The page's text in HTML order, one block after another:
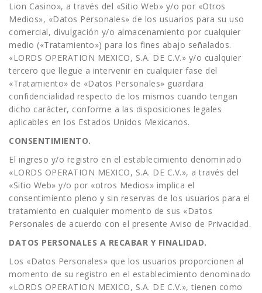
Lion Casino», a través del «Sitio Web» y/o por «Otros
Medios», «Datos Personales» de los usuarios para su uso
comercial, divulgación y/o almacenamiento por cualquier
medio («Tratamiento») para los fines abajo señalados.
«LORDS OPERATION MEXICO, S.A. DE C.V.» y/o cualquier
tercero que llegue a intervenir en cualquier fase del
«Tratamiento» de «Datos Personales» guardara
confidencialidad respecto de los mismos cuando tengan
dicho carácter, conforme a las disposiciones legales
aplicables en los Estados Unidos Mexicanos.
CONSENTIMIENTO.
El ingreso y/o registro en el establecimiento denominado
«LORDS OPERATION MEXICO, S.A. DE C.V.», a través del
«Sitio Web» y/o por «otros Medios» implica el
consentimiento pleno y sin reservas de los usuarios para el
tratamiento en cualquier momento de sus «Datos
Personales de acuerdo con el presente Aviso de Privacidad.
DATOS PERSONALES A RECABAR Y FINALIDAD.
Los «Datos Personales» que los usuarios proporcionen al
momento de su registro en el establecimiento denominado
«LORDS OPERATION MEXICO, S.A. DE C.V.», tienen como